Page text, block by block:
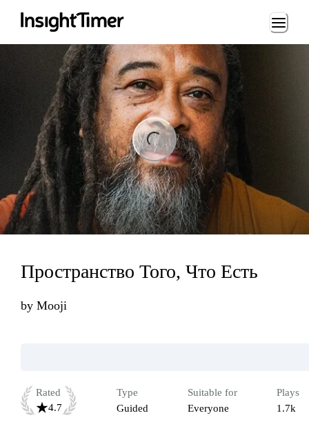
Loading...
Пространство Того, Что Есть
by Mooji
Rated
4.7
Type
Guided
Suitable for
Everyone
Plays
1.7k